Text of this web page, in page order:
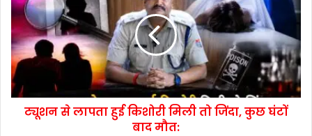
ट्यूशन से लापता हुई किशोरी मिली तो जिंदा, कुछ घंटों
बाद मौत: